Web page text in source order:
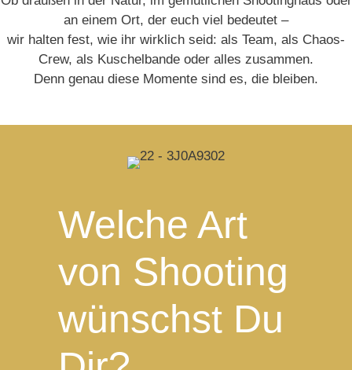
an einem Ort, der euch viel bedeutet –
wir halten fest, wie ihr wirklich seid: als Team, als Chaos-
Crew, als Kuschelbande oder alles zusammen.
Denn genau diese Momente sind es, die bleiben.
Welche Art
von Shooting
wünschst Du